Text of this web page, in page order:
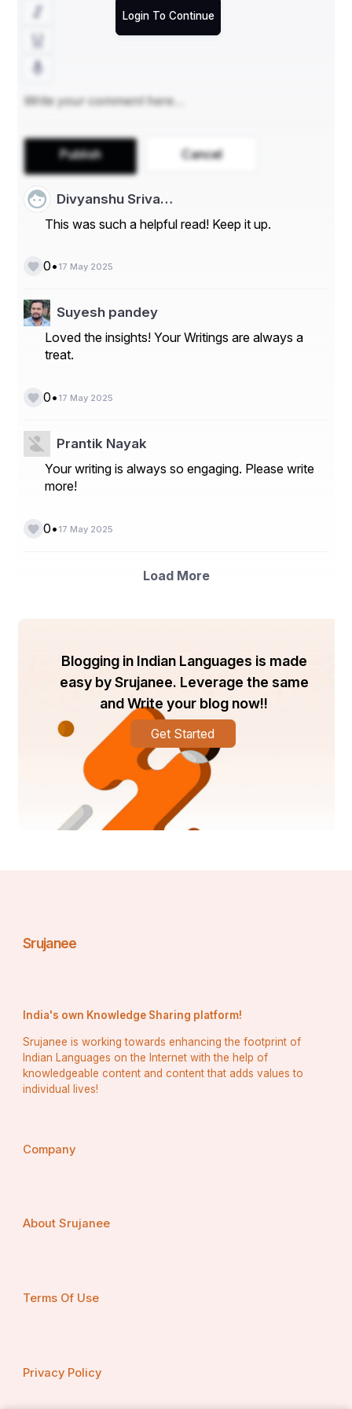
Login To Continue
Publish Cancel
Divyanshu Sriva…
This was such a helpful read! Keep it up.
0• 17 May 2025
Suyesh pandey
Loved the insights! Your Writings are always a
treat.
0• 17 May 2025
Prantik Nayak
Your writing is always so engaging. Please write
more!
0• 17 May 2025
Load More
Blogging in Indian Languages is made
easy by Srujanee. Leverage the same
and Write your blog now!!
Get Started
Srujanee
India's own Knowledge Sharing platform!
Srujanee is working towards enhancing the footprint of
Indian Languages on the Internet with the help of
knowledgeable content and content that adds values to
individual lives!
Company
About Srujanee
Terms Of Use
Privacy Policy